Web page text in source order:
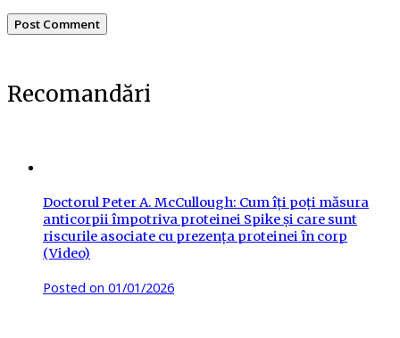
Recomandări
Doctorul Peter A. McCullough: Cum îți poți măsura
anticorpii împotriva proteinei Spike și care sunt
riscurile asociate cu prezența proteinei în corp
(Video)
Posted on 01/01/2026